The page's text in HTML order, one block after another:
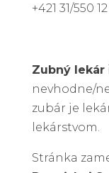
+421 31/550
Zubný lekár
nevhodne/
zubár je
lekárstvom.
Stránka